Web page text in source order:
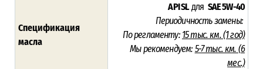
Спецификация
масла
API SL для SAE 5W-40
Периодичность замены:
По регламенту: 15 тыс. км. (1 год)
Мы рекомендуем: 5-7 тыс. км. (6
мес.)